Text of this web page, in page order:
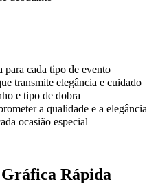
para cada tipo de evento
transmite elegância e cuidado
e tipo de dobra
a qualidade e a elegância
ocasião especial
Gráfica Rápida